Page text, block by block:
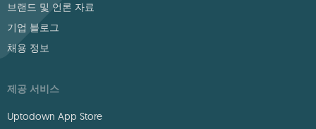
브랜드 및 언론 자료
기업 블로그
채용 정보
제공 서비스
Uptodown App Store